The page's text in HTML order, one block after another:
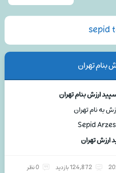
sepid
بنام تهران
ارزش بنام تهران
به نام تهران
Sepid
ارزش تهران
124,872 بازدید 0 نظر